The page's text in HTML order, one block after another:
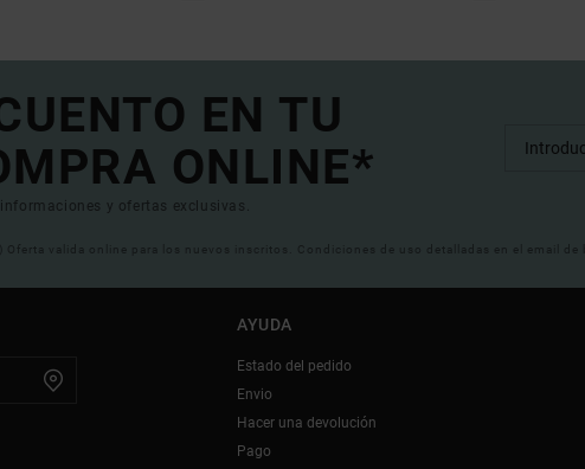
EN TU
ONLINE*
y ofertas exclusivas.
Oferta valida online para los nuevos inscritos. Condiciones de uso detalladas en el email de
AYUDA
Estado del pedido
Envio
Hacer una devolución
Pago